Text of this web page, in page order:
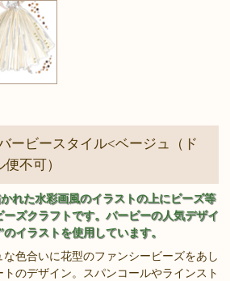
ービースタイル<ベージュ（ド
不可）
れた水彩画風のイラストの上にビーズ等
ズクラフトです。バービーの人気デザイ
イラストを使用しています。
色合いに花型のファンシービーズをあし
のデザイン。スパンコールやラインスト